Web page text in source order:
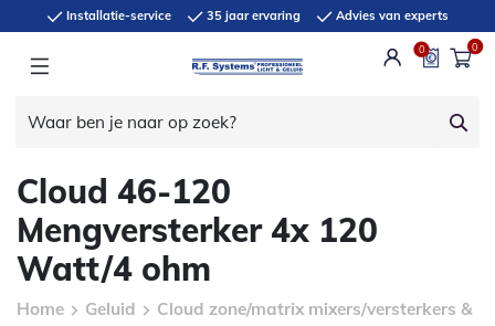
Installatie-service 35 jaar ervaring Advies van experts
0 0
Cloud 46-120
Mengversterker 4x 120
Watt/4 ohm
Home Geluid
Cloud zone/matrix mixers/versterkers &